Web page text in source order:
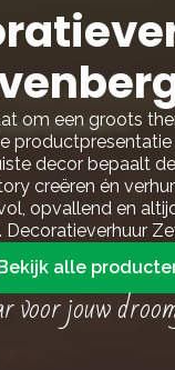
om een groots
decor bepaalt
creëren én
opvallend en
Decoratieverhuur
alle
voor jouw